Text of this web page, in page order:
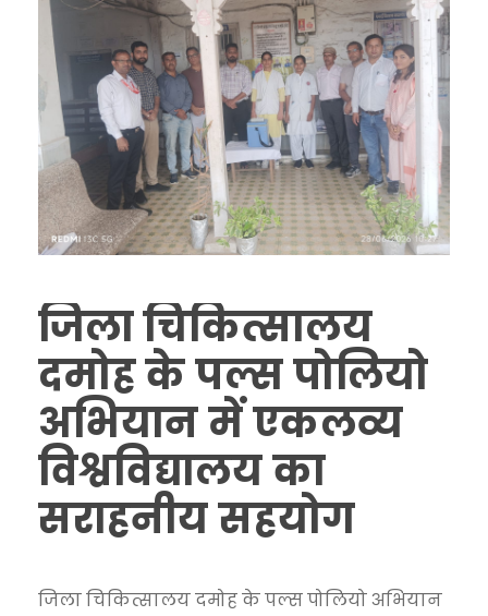
जिला चिकित्सालय
दमोह के पल्स पोलियो
अभियान में एकलव्य
विश्वविद्यालय का
सराहनीय सहयोग
जिला चिकित्सालय दमोह के पल्स पोलियो अभियान